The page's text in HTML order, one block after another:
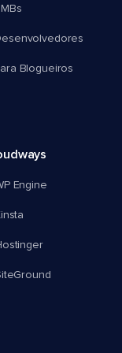
Blogueiros
Engine